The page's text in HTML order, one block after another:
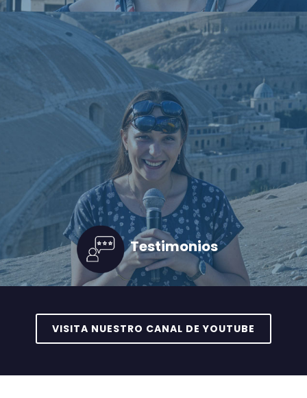
Testimonios
VISITA NUESTRO CANAL DE YOUTUBE